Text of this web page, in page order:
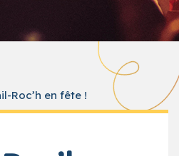
Roc’h en fête !